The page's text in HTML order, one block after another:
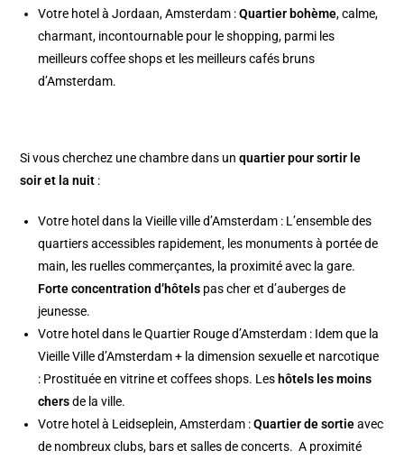
Votre hotel à Jordaan, Amsterdam :Quartier bohème, calme,
charmant, incontournable pour le shopping, parmi les
meilleurs coffee shops et les meilleurs cafés bruns
d’Amsterdam.
Si vous cherchez une chambre dans unquartier pour sortir le
soir et la nuit :
Votre hotel dans la Vieille ville d’Amsterdam : L’ensemble des
quartiers accessibles rapidement, les monuments à portée de
main, les ruelles commerçantes, la proximité avec la gare.
Forte concentration d’hôtels pas cher et d’auberges de
jeunesse.
Votre hotel dans le Quartier Rouge d’Amsterdam : Idem que la
Vieille Ville d’Amsterdam + la dimension sexuelle et narcotique
: Prostituée en vitrine et coffees shops. Les hôtels les moins
chersde la ville.
Votre hotel à Leidseplein, Amsterdam :Quartier de sortieavec
de nombreux clubs, bars et salles de concerts. A proximité